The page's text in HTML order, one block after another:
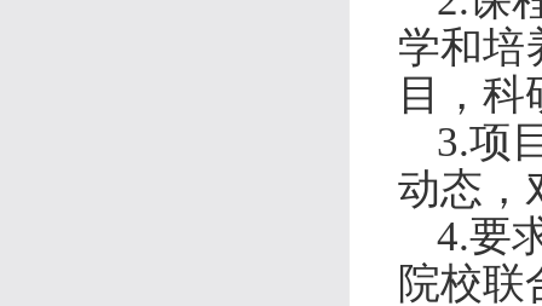
学和培
目，
3.项
动态，
4.要
院校联